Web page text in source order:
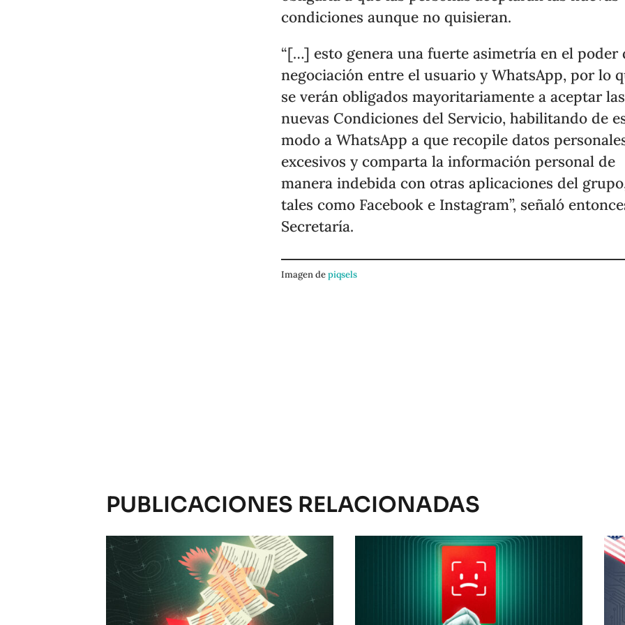
condiciones aunque no quisieran.
“[…] esto genera una fuerte asimetría en el poder
negociación entre el usuario y WhatsApp, por lo
se verán obligados mayoritariamente a aceptar las
nuevas Condiciones del Servicio, habilitando de
modo a WhatsApp a que recopile datos
excesivos y comparta la información personal de
manera indebida con otras aplicaciones del
tales como Facebook e Instagram”, señaló
Secretaría.
Imagen depiqsels
PUBLICACIONES RELACIONADAS